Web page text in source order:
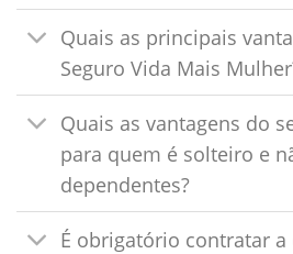
Quais as principais
Seguro Vida Mais
Quais as vantagens do
para quem é solteiro e
dependentes?
É obrigatório contratar